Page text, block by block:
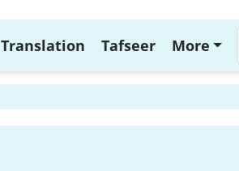
Translation Tafseer More